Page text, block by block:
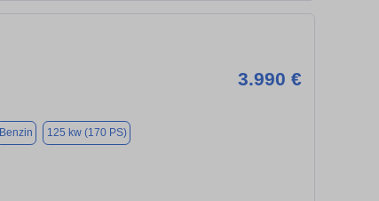
3.990 €
Benzin 125 kw (170 PS)